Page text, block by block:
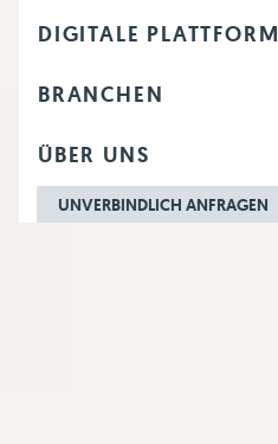
DIGITALE PLATTFORM
BRANCHEN
ÜBER UNS
UNVERBINDLICH ANFRAGEN